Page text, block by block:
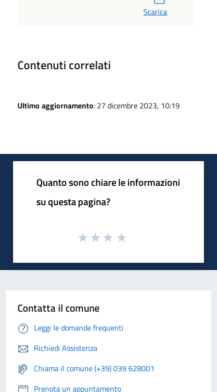
Scarica
Contenuti correlati
Ultimo aggiornamento: 27 dicembre 2023, 10:19
Quanto sono chiare le informazioni
su questa pagina?
Contatta il comune
Leggi le domande frequenti
Richiedi Assistenza
Chiama il comune (+39) 039 628001
Prenota un appuntamento